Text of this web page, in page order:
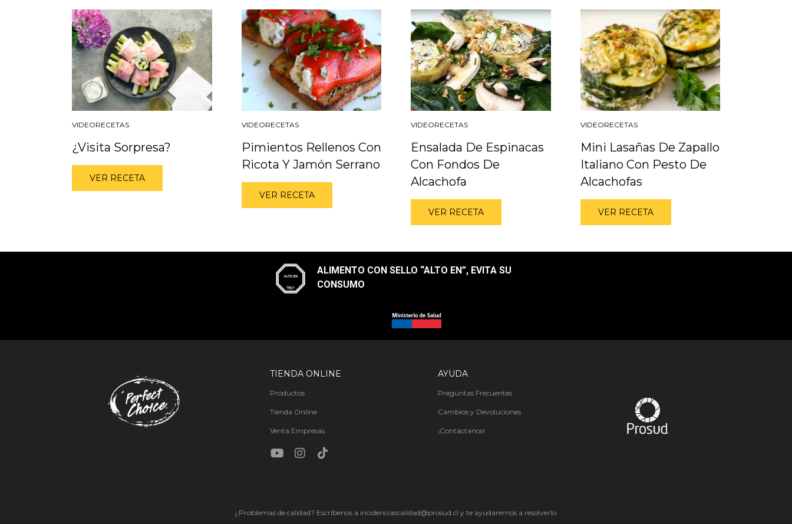
VIDEORECETAS
¿Visita Sorpresa?
VER RECETA
VIDEORECETAS
Pimientos Rellenos Con
Ricota Y Jamón Serrano
VER RECETA
VIDEORECETAS
Ensalada De Espinacas
Con Fondos De
Alcachofa
VER RECETA
VIDEORECETAS
Mini Lasañas De Zapallo
Italiano Con Pesto De
Alcachofas
VER RECETA
ALIMENTO CON SELLO “ALTO EN”, EVITA SU
CONSUMO​
TIENDA ONLINE
Productos
Tienda Online
Venta Empresas
AYUDA
Preguntas Frecuentes
Cambios y Devoluciones
¡Contáctanos!
¿Problemas de calidad? Escríbenos a incidenciascalidad@prosud.cl y te ayudaremos a resolverlo.